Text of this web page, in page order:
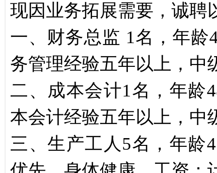
现因业务拓展需要，诚聘
一、财务总监 1名，年
务管理经验五年以上，中
二、成本会计1名，年龄
本会计经验五年以上，中
三、生产工人5名，年龄